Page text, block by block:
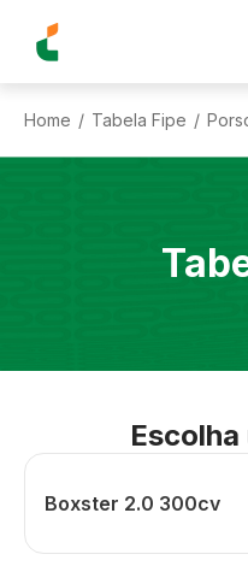
Home / Tabela Fipe /
Boxster 2.0 300cv